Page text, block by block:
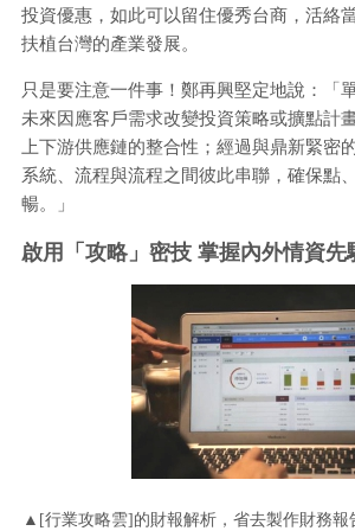
投資優惠，如此可以留住優秀台商，活絡
扶植台灣的產業發展。
只是要注意一件事！鄭再興堅定地說：「
未來因應客戶需求改變投資策略或擴點計
上下游供應鏈的整合性；經過與鼎新緊密
系統、流程與流程之間彼此串聯，確保點
暢。」
啟用「攻略」密技 掌握內外情資先
▲[行業攻略雲]的財報解析，省去製作財務報